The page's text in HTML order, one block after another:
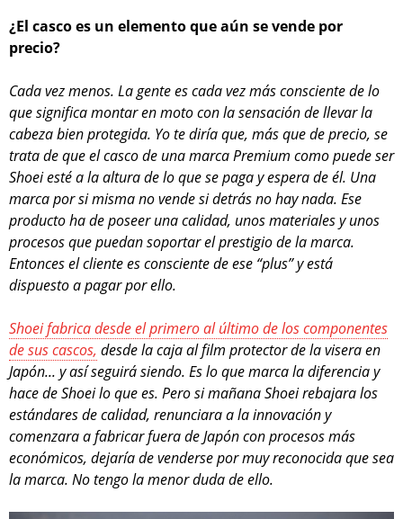
¿El casco es un elemento que aún se vende por
precio?
Cada vez menos. La gente es cada vez más consciente de lo
que significa montar en moto con la sensación de llevar la
cabeza bien protegida. Yo te diría que, más que de precio, se
trata de que el casco de una marca Premium como puede ser
Shoei esté a la altura de lo que se paga y espera de él. Una
marca por si misma no vende si detrás no hay nada. Ese
producto ha de poseer una calidad, unos materiales y unos
procesos que puedan soportar el prestigio de la marca.
Entonces el cliente es consciente de ese “plus” y está
dispuesto a pagar por ello.
Shoei fabrica desde el primero al último de los componentes
de sus cascos, desde la caja al film protector de la visera en
Japón... y así seguirá siendo. Es lo que marca la diferencia y
hace de Shoei lo que es. Pero si mañana Shoei rebajara los
estándares de calidad, renunciara a la innovación y
comenzara a fabricar fuera de Japón con procesos más
económicos, dejaría de venderse por muy reconocida que sea
la marca. No tengo la menor duda de ello.